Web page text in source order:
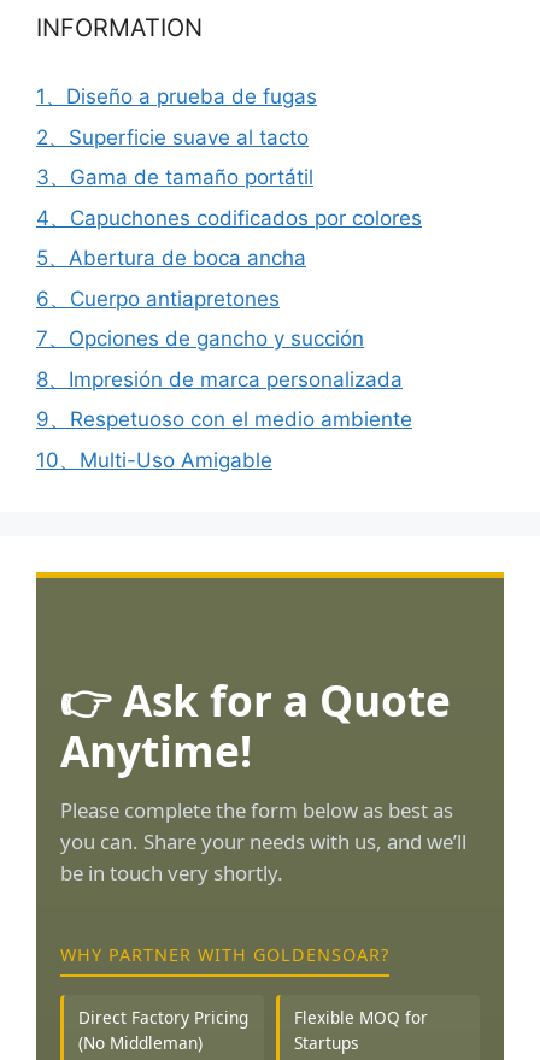
INFORMATION
1、Diseño a prueba de fugas
2、Superficie suave al tacto
3、Gama de tamaño portátil
4、Capuchones codificados por colores
5、Abertura de boca ancha
6、Cuerpo antiapretones
7、Opciones de gancho y succión
8、Impresión de marca personalizada
9、Respetuoso con el medio ambiente
10、Multi-Uso Amigable
👉 Ask for a Quote
Anytime!
Please complete the form below as best as
you can. Share your needs with us, and we’ll
be in touch very shortly.
WHY PARTNER WITH GOLDENSOAR?
Direct Factory Pricing
(No Middleman)
Flexible MOQ for
Startups